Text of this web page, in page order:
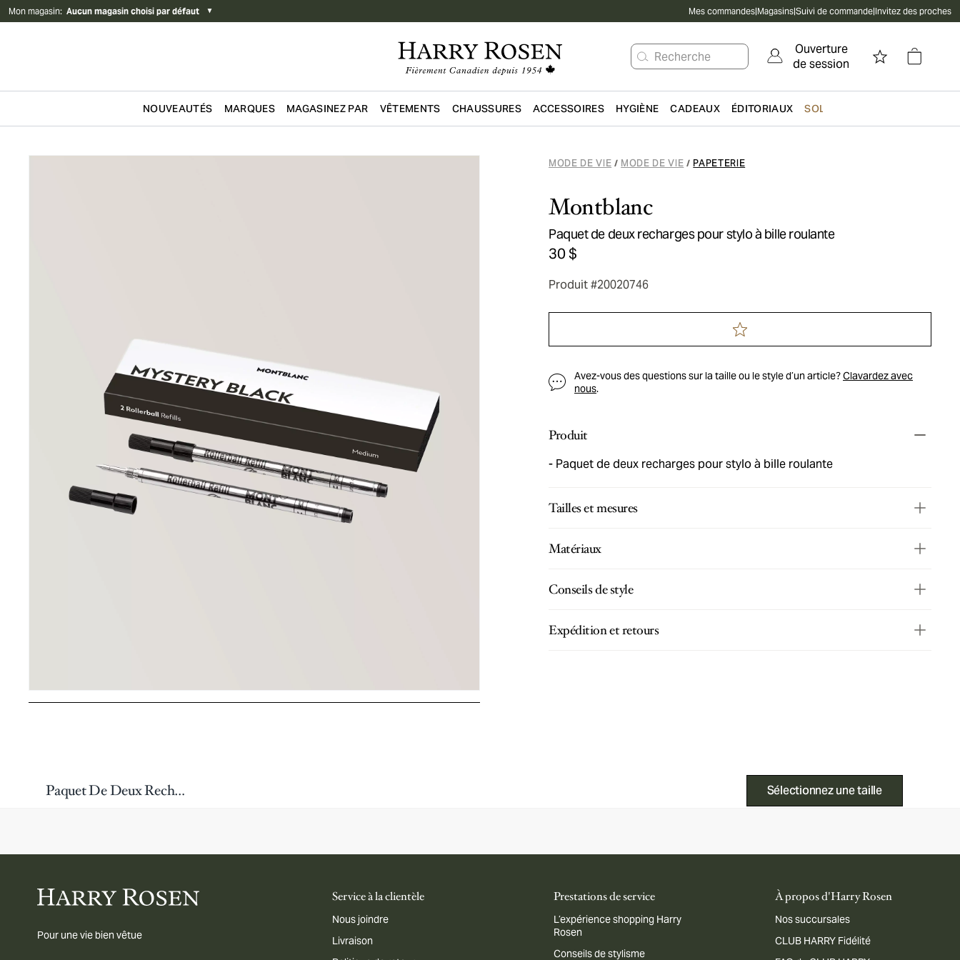
Mon magasin: Aucun magasin choisi par défaut ▼ Mes commandes|Magasins|Suivi de commande|Invitez des proches
Recherche
Ouverture
de session
Passer au contenu principal
NOUVEAUTÉS MARQUES MAGASINEZ PAR VÊTEMENTS CHAUSSURES ACCESSOIRES HYGIÈNE CADEAUX ÉDITORIAUX SOLDES
MODE DE VIE / MODE DE VIE / PAPETERIE
Montblanc
Paquet de deux recharges pour stylo à bille roulante
30 $
Produit #20020746
Avez-vous des questions sur la taille ou le style d’un article?Clavardez avec
nous.
Produit
Paquet de deux recharges pour stylo à bille roulante
Tailles et mesures
Matériaux
Conseils de style
Expédition et retours
Paquet De Deux Recharges Pour Stylo À Bille Roulante Sélectionnez une taille
Pour une vie bien vêtue
Service à la clientèle
Nous joindre
Livraison
Prestations de service
L’expérience shopping Harry
Rosen
Conseils de stylisme
À propos d'Harry Rosen
Nos succursales
CLUB HARRY Fidélité